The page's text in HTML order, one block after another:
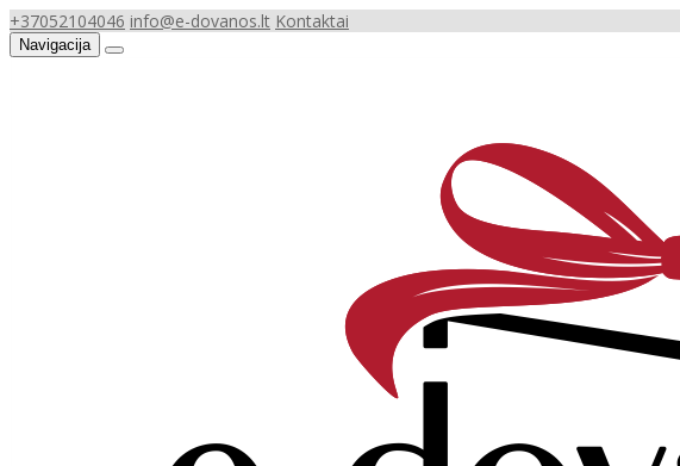
+37052104046 info@e-dovanos.lt Kontaktai
Navigacija